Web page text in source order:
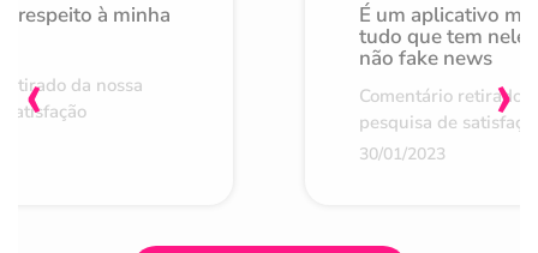
respeito à minha
da nossa
É um aplicativo
tudo que tem nele
não fake news
Comentário retirado
pesquisa de
30/01/2023
‹ ›